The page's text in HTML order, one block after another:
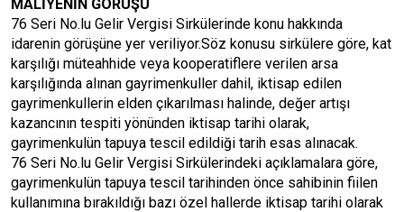
MALİYENİN GÖRÜŞÜ
76 Seri No.lu Gelir Vergisi Sirkülerinde konu hakkında
idarenin görüşüne yer veriliyor.Söz konusu sirkülere göre, kat
karşılığı müteahhide veya kooperatiflere verilen arsa
karşılığında alınan gayrimenkuller dahil, iktisap edilen
gayrimenkullerin elden çıkarılması halinde, değer artışı
kazancının tespiti yönünden iktisap tarihi olarak,
gayrimenkulün tapuya tescil edildiği tarih esas alınacak.
76 Seri No.lu Gelir Vergisi Sirkülerindeki açıklamalara göre,
gayrimenkulün tapuya tescil tarihinden önce sahibinin fiilen
kullanımına bırakıldığı bazı özel hallerde iktisap tarihi olarak